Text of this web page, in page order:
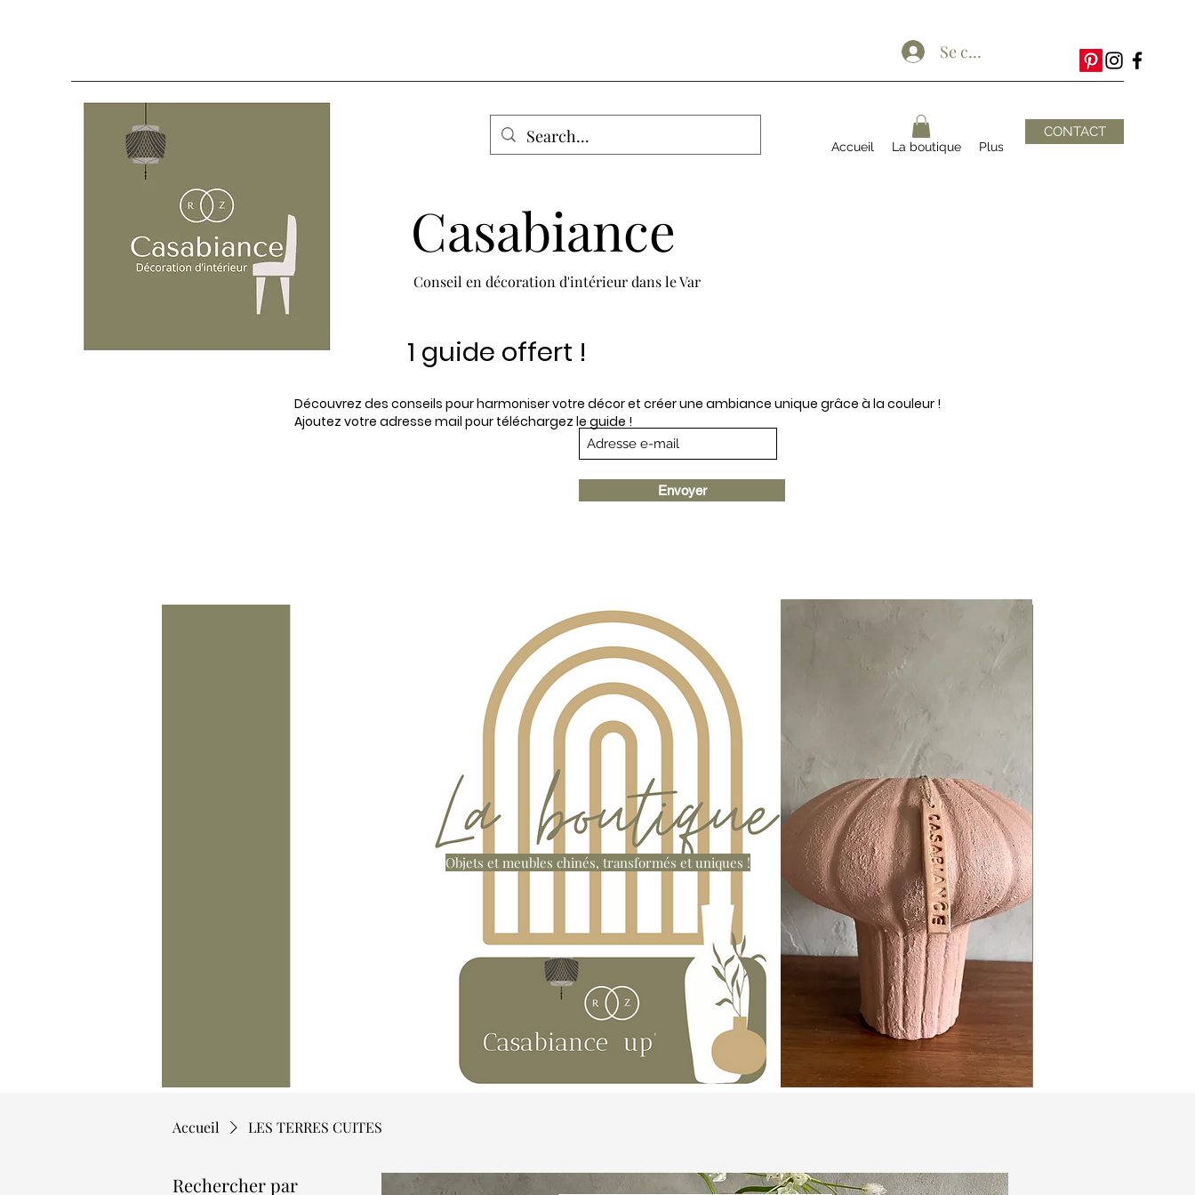
Se connecter
Casabiance
Conseil en décoration d'intérieur dans le Var
1 guide offert !
Accueil La boutique Plus
CONTACT
Envoyer
Découvrez des conseils pour harmoniser votre décor et créer une ambiance unique grâce à la couleur !
Ajoutez votre adresse mail pour téléchargez le guide !
Objets et meubles chinés, transformés et uniques !
Accueil LES TERRES CUITES
Rechercher par